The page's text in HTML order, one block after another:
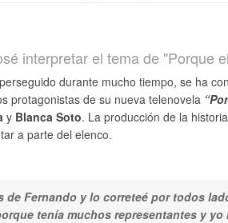
interpretar el tema de "Porque
durante mucho tiempo, se ha
protagonistas de su nueva telenovela
y Blanca Soto. La producción de la
a parte del elenco.
de Fernando y lo correteé por todos
tenía muchos representantes y